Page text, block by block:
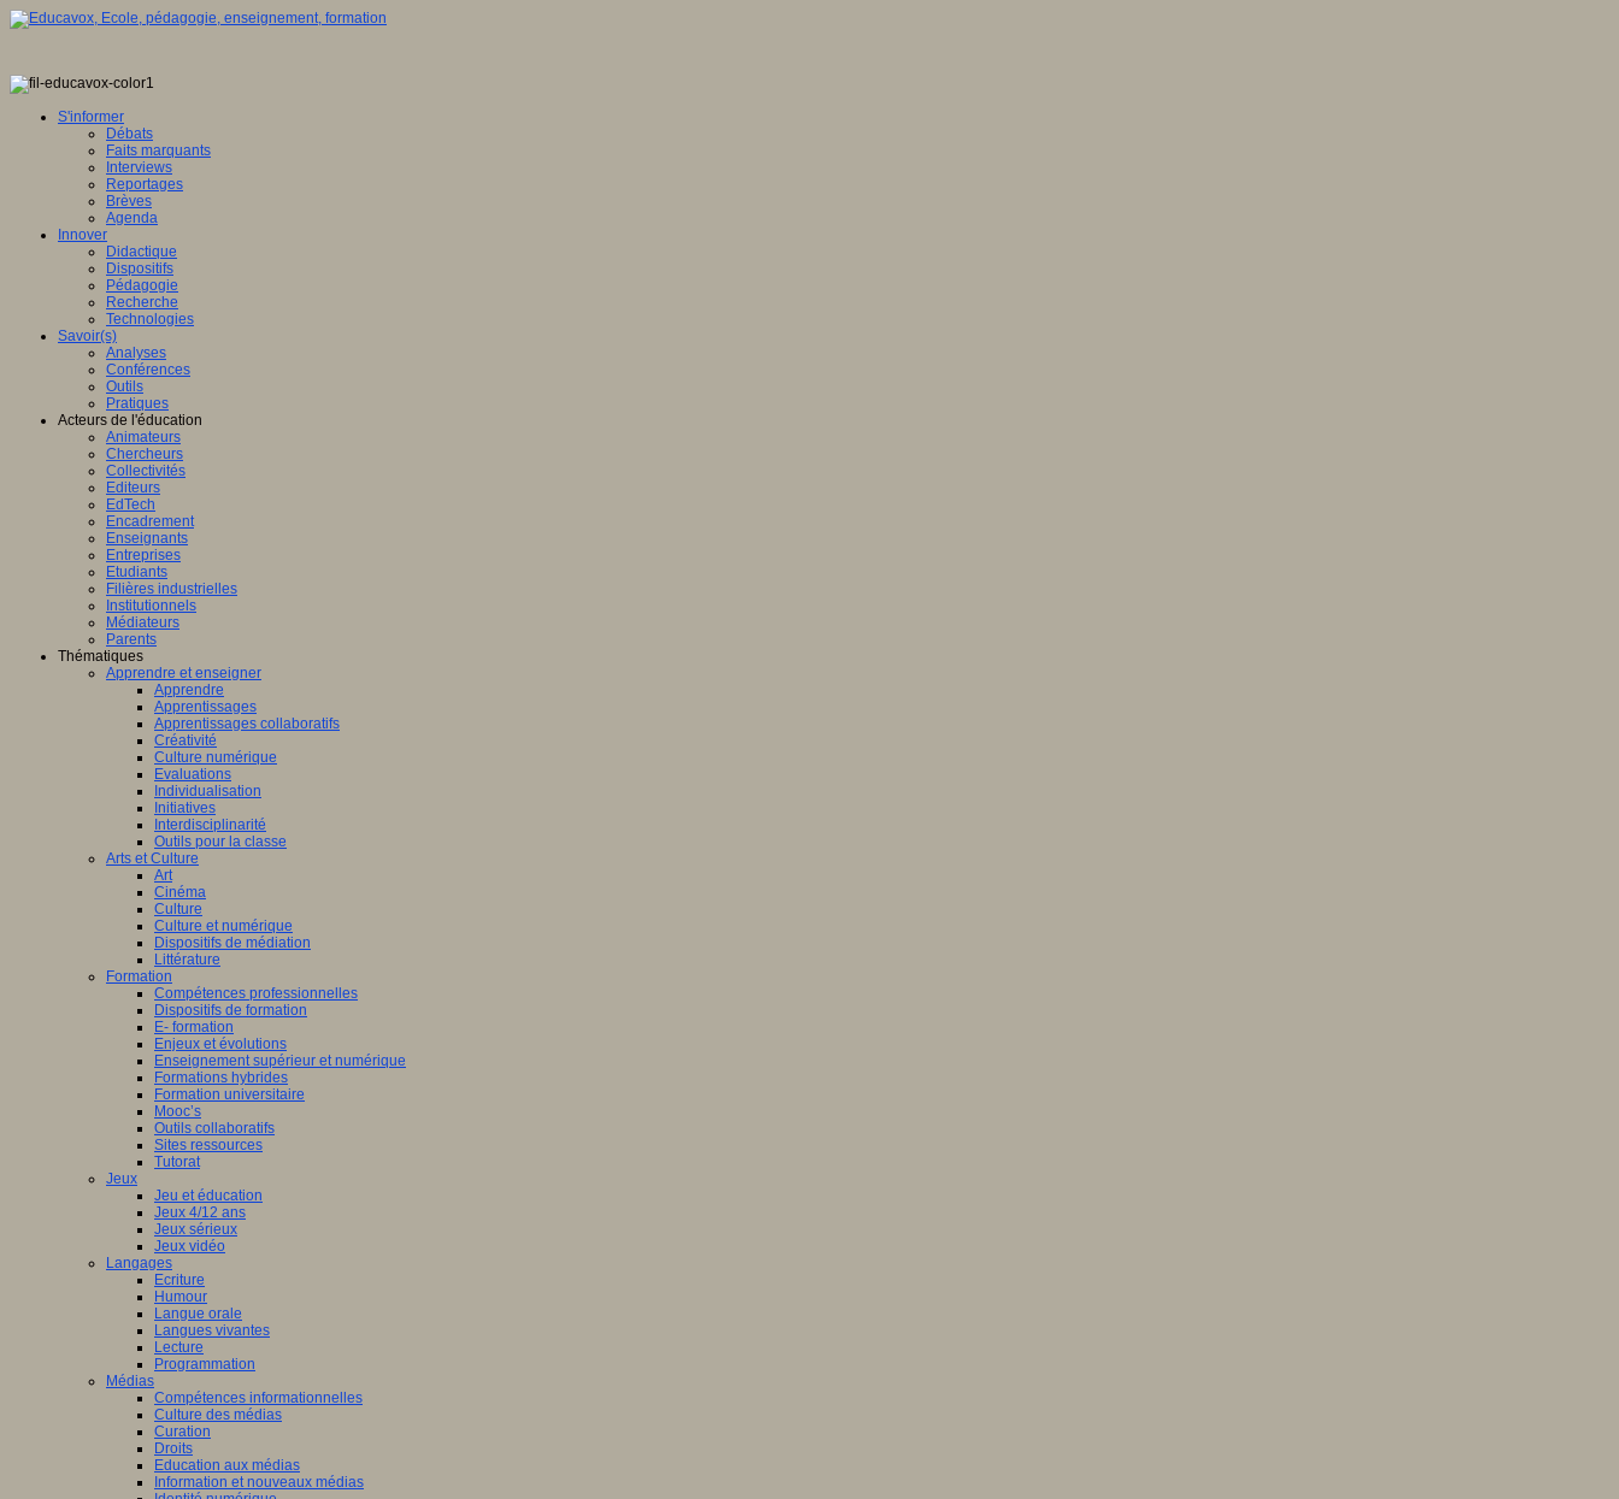
S'informer
Débats
Faits marquants
Interviews
Reportages
Brèves
Agenda
Innover
Didactique
Dispositifs
Pédagogie
Recherche
Technologies
Savoir(s)
Analyses
Conférences
Outils
Pratiques
Acteurs de l'éducation
Animateurs
Chercheurs
Collectivités
Editeurs
EdTech
Encadrement
Enseignants
Entreprises
Etudiants
Filières industrielles
Institutionnels
Médiateurs
Parents
Thématiques
Apprendre et enseigner
Apprendre
Apprentissages
Apprentissages collaboratifs
Créativité
Culture numérique
Evaluations
Individualisation
Initiatives
Interdisciplinarité
Outils pour la classe
Arts et Culture
Art
Cinéma
Culture
Culture et numérique
Dispositifs de médiation
Littérature
Formation
Compétences professionnelles
Dispositifs de formation
E- formation
Enjeux et évolutions
Enseignement supérieur et numérique
Formations hybrides
Formation universitaire
Mooc’s
Outils collaboratifs
Sites ressources
Tutorat
Jeux
Jeu et éducation
Jeux 4/12 ans
Jeux sérieux
Jeux vidéo
Langages
Ecriture
Humour
Langue orale
Langues vivantes
Lecture
Programmation
Médias
Compétences informationnelles
Culture des médias
Curation
Droits
Education aux médias
Information et nouveaux médias